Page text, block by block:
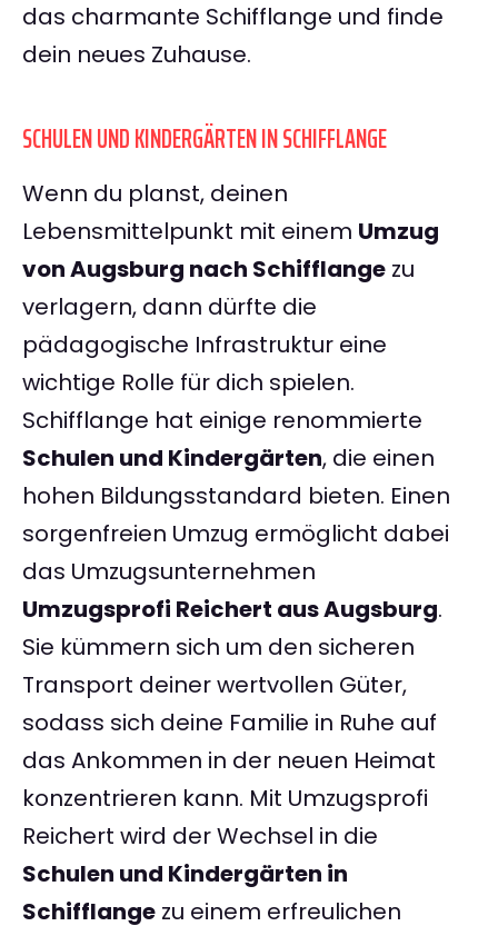
das charmante Schifflange und finde
dein neues Zuhause.
SCHULEN UND KINDERGÄRTEN IN SCHIFFLANGE
Wenn du planst, deinen
Lebensmittelpunkt mit einem Umzug
von Augsburg nach Schifflange zu
verlagern, dann dürfte die
pädagogische Infrastruktur eine
wichtige Rolle für dich spielen.
Schifflange hat einige renommierte
Schulen und Kindergärten, die einen
hohen Bildungsstandard bieten. Einen
sorgenfreien Umzug ermöglicht dabei
das Umzugsunternehmen
Umzugsprofi Reichert aus Augsburg.
Sie kümmern sich um den sicheren
Transport deiner wertvollen Güter,
sodass sich deine Familie in Ruhe auf
das Ankommen in der neuen Heimat
konzentrieren kann. Mit Umzugsprofi
Reichert wird der Wechsel in die
Schulen und Kindergärten in
Schifflange zu einem erfreulichen